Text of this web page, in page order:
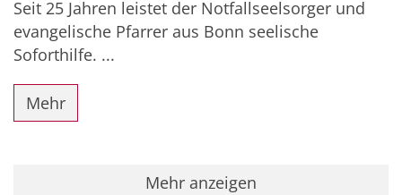
Seit 25 Jahren leistet der Notfallseelsorger und
evangelische Pfarrer aus Bonn seelische
Soforthilfe. ...
Mehr
Mehr anzeigen